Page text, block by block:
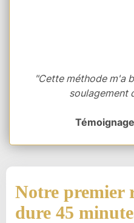
"Cette méthode m'a
soulagement
Notre premier
dure 45